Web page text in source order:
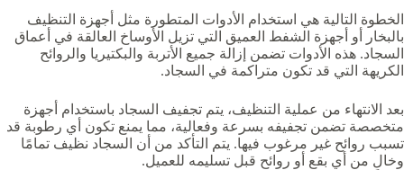
الخطوة التالية هي استخدام الأدوات المتطورة مثل أجهزة التنظيف
بالبخار أو أجهزة الشفط العميق التي تزيل الأوساخ العالقة في أعماق
السجاد. هذه الأدوات تضمن إزالة جميع الأتربة والبكتيريا والروائح
الكريهة التي قد تكون متراكمة في السجاد.
بعد الانتهاء من عملية التنظيف، يتم تجفيف السجاد باستخدام أجهزة
متخصصة تضمن تجفيفه بسرعة وفعالية، مما يمنع تكون أي رطوبة قد
تسبب روائح غير مرغوب فيها. يتم التأكد من أن السجاد نظيف تمامًا
وخالٍ من أي بقع أو روائح قبل تسليمه للعميل.